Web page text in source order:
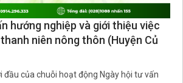
hướng nghiệp và giới thiệu việc
niên nông thôn (Huyện Củ
đầu của chuỗi hoạt động Ngày hội tư vấn